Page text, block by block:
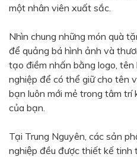
Nâu
Xanh xám
Xanh dương - Đen
Đen - Nơ
Bạc 2cm
một nhân viên xuất sắc.
Nhìn chung những món quà
để quảng bá hình ảnh và
tạo điềm nhấn bằng logo,
nghiệp để có thể giữ cho tên
bạn luôn mới mẻ trong tâm trí
của bạn.
Tại Trung Nguyên, các sản
nghiệp đều được thiết kế tinh